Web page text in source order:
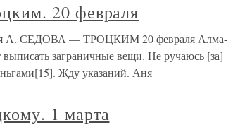
20 февраля
А. СЕДОВА — ТРОЦКИМ 20 февраля Алма-
заграничные вещи. Не ручаюсь [за]
Жду указаний. Аня
1 марта